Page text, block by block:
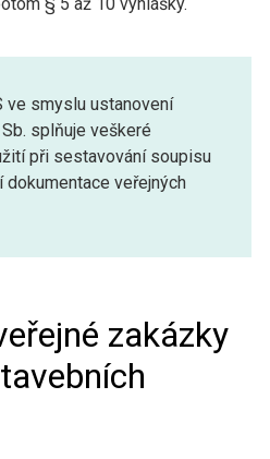
ve smyslu ustanovení
splňuje veškeré
při sestavování soupisu
dokumentace veřejných
zakázky